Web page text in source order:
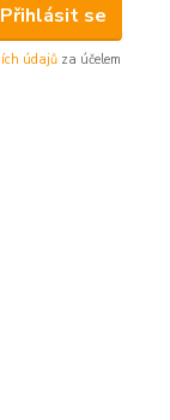
Přihlásit se
údajů za účelem